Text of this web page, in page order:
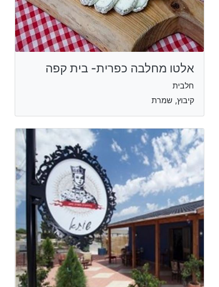
אלטו מחלבה כפרית- בית קפה
חלבית
קיבוץ, שמרת